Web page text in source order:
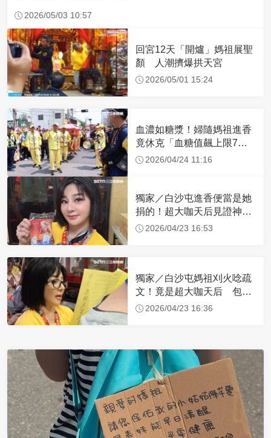
2026/05/03 10:57
回宮12天「開爐」媽祖展聖
顏 人潮擠爆拱天宮
2026/05/01 15:24
血濃如糖漿！婦隨媽祖進香
竟休克「血糖值飆上限7
倍」 醫曝原因
2026/04/24 11:16
獨家／白沙屯進香便當是她
捐的！超大咖天后見證神
蹟 一靠近媽祖就爆哭
2026/04/23 16:53
獨家／白沙屯媽祖刈火唸疏
文！竟是超大咖天后 包尿
布忍尿5小時不喊累
2026/04/23 16:36